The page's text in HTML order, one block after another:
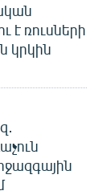
է ռուսների
կրկին